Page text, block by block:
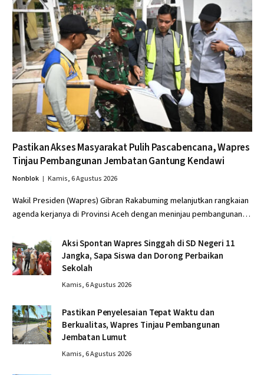
Pastikan Akses Masyarakat Pulih Pascabencana, Wapres
Tinjau Pembangunan Jembatan Gantung Kendawi
Nonblok Kamis, 6 Agustus 2026
Wakil Presiden (Wapres) Gibran Rakabuming melanjutkan rangkaian
agenda kerjanya di Provinsi Aceh dengan meninjau pembangunan…
Aksi Spontan Wapres Singgah di SD Negeri 11
Jangka, Sapa Siswa dan Dorong Perbaikan
Sekolah
Kamis, 6 Agustus 2026
Pastikan Penyelesaian Tepat Waktu dan
Berkualitas, Wapres Tinjau Pembangunan
Jembatan Lumut
Kamis, 6 Agustus 2026